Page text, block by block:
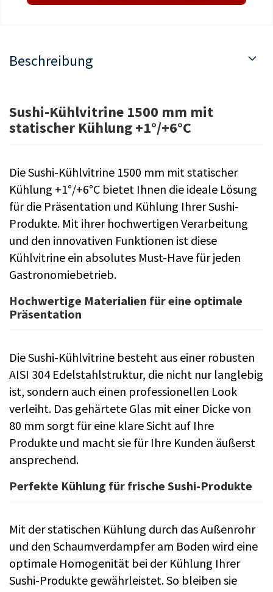
Beschreibung
Sushi-Kühlvitrine 1500 mm mit
statischer Kühlung +1°/+6°C
Die Sushi-Kühlvitrine 1500 mm mit statischer
Kühlung +1°/+6°C bietet Ihnen die ideale Lösung
für die Präsentation und Kühlung Ihrer Sushi-
Produkte. Mit ihrer hochwertigen Verarbeitung
und den innovativen Funktionen ist diese
Kühlvitrine ein absolutes Must-Have für jeden
Gastronomiebetrieb.
Hochwertige Materialien für eine optimale
Präsentation
Die Sushi-Kühlvitrine besteht aus einer robusten
AISI 304 Edelstahlstruktur, die nicht nur langlebig
ist, sondern auch einen professionellen Look
verleiht. Das gehärtete Glas mit einer Dicke von
80 mm sorgt für eine klare Sicht auf Ihre
Produkte und macht sie für Ihre Kunden äußerst
ansprechend.
Perfekte Kühlung für frische Sushi-Produkte
Mit der statischen Kühlung durch das Außenrohr
und den Schaumverdampfer am Boden wird eine
optimale Homogenität bei der Kühlung Ihrer
Sushi-Produkte gewährleistet. So bleiben sie